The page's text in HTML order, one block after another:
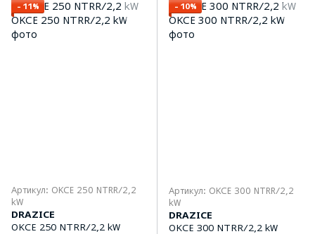
−11%
Артикул: OKCE 250 NTRR/2,2
kW
DRAZICE
OKCE 250 NTRR/2,2 kW
−10%
Артикул: OKCE 300 NTRR/2,2
kW
DRAZICE
OKCE 300 NTRR/2,2 kW